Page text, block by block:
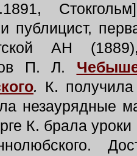
публицист,
АН
П. Л.
.
К.
незаурядные
К. брала уроки